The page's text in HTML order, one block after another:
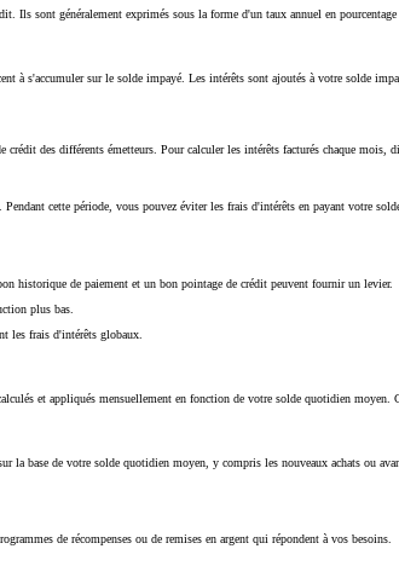
Ils sont généralement exprimés sous la forme d'un taux annuel en
à s'accumuler sur le solde impayé. Les intérêts sont ajoutés à votre solde
des différents émetteurs. Pour calculer les intérêts facturés chaque mois,
cette période, vous pouvez éviter les frais d'intérêts en payant votre
historique de paiement et un bon pointage de crédit peuvent fournir un levier.
plus bas.
les frais d'intérêts globaux.
et appliqués mensuellement en fonction de votre solde quotidien
base de votre solde quotidien moyen, y compris les nouveaux achats ou
de récompenses ou de remises en argent qui répondent à vos besoins.